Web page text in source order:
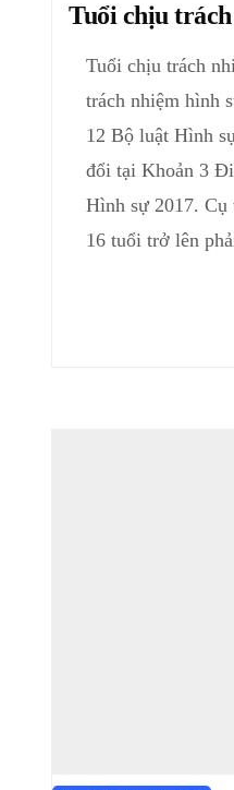
Tuổi chịu
Tuổi chịu trách
trách nhiệm hình
12 Bộ luật Hình
đổi tại Khoản 3
Hình sự 2017.
16 tuổi trở lên